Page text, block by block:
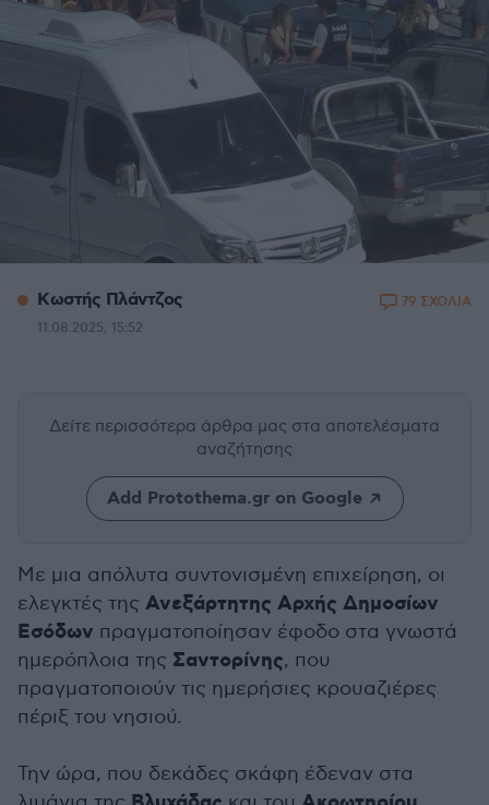
Κωστής Πλάντζος
11.08.2025, 15:52
79 ΣΧΟΛΙΑ
Δείτε περισσότερα άρθρα μας στα αποτελέσματα
αναζήτησης
Add Protothema.gr on Google
Με μια απόλυτα συντονισμένη επιχείρηση, οι
ελεγκτές της Ανεξάρτητης Αρχής Δημοσίων
Εσόδων πραγματοποίησαν έφοδο στα γνωστά
ημερόπλοια της Σαντορίνης, που
πραγματοποιούν τις ημερήσιες κρουαζιέρες
πέριξ του νησιού.
Την ώρα, που δεκάδες σκάφη έδεναν στα